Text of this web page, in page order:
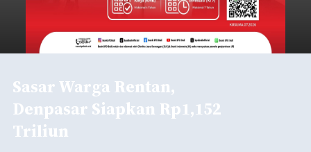
Sasar Warga Rentan,
Denpasar Siapkan Rp1,152
Triliun